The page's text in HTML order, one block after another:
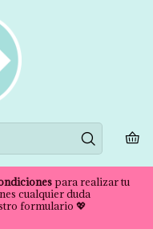
para realizar tu
cualquier duda
formulario 💖